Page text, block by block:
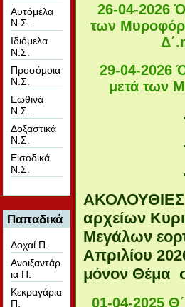
Αυτόμελα
Ν.Σ.
Ιδιόμελα
Ν.Σ.
Προσόμοια
Ν.Σ.
Εωθινά
Ν.Σ.
Δοξαστικά
Ν.Σ.
Εισοδικά
Ν.Σ.
Παπαδικά
Δοχαί Π.
Ανοιξαντάρ
ια Π.
Κεκραγάρια
Π.
26-04-2026
των
29-04-2026
μετά των
αρχείων
Μεγάλων
Απριλίου
μόνον Θέμα
01-04-2025